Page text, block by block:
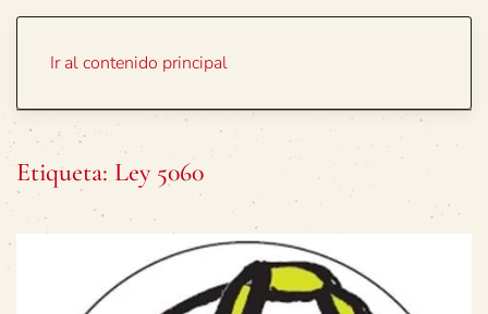
Ir al contenido principal
Etiqueta: Ley 5060